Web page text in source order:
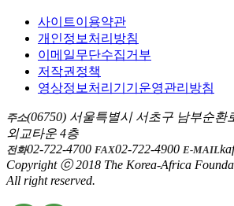
사이트이용약관
개인정보처리방침
이메일무단수집거부
저작권정책
영상정보처리기기운영관리방침
주소(06750) 서울특별시 서초구 남부순환
외교타운 4층
전화02-722-4700 FAX02-722-4900 E-MAIL
Copyright ⓒ 2018 The Korea-Africa
All right reserved.